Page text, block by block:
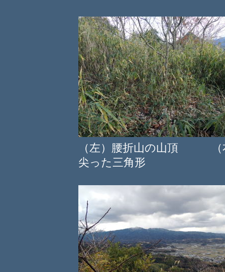
（左）腰折山の山頂 （
尖った三角形